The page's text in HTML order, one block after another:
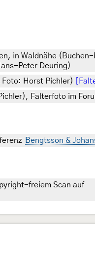
in Waldnähe (Buchen-
Peter Deuring)
Horst Pichler)
Falterfoto im
Bengtsson &
freiem Scan auf